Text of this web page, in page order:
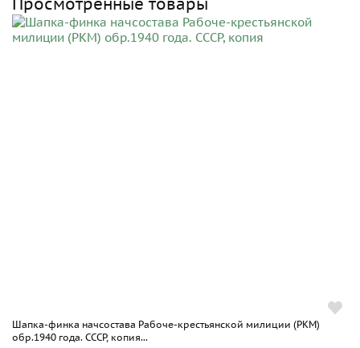
Шапка-финка начсостава Рабоче-крестьянской милиции (РКМ)
обр.1940 года. СССР, копия...